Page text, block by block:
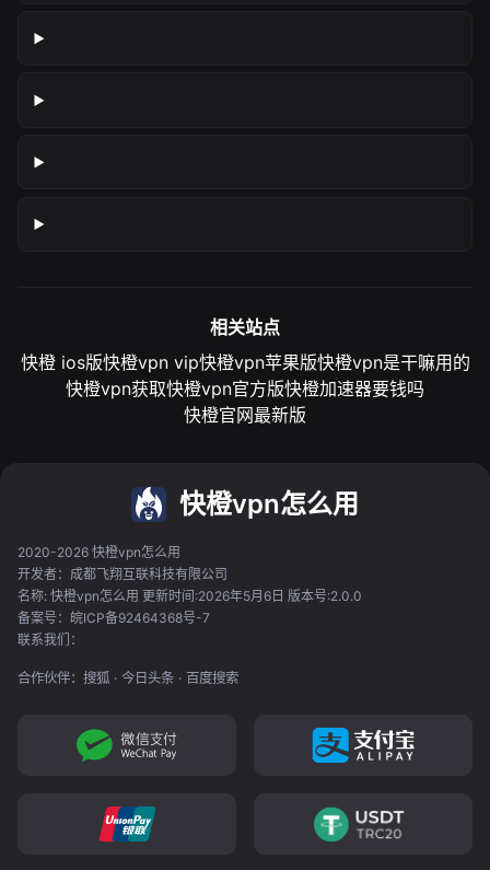
相关站点
快橙 ios版快橙vpn vip快橙vpn苹果版快橙vpn是干嘛用的
快橙vpn获取快橙vpn官方版快橙加速器要钱吗
快橙官网最新版
快橙vpn怎么用
2020-2026 快橙vpn怎么用
开发者：成都飞翔互联科技有限公司
名称: 快橙vpn怎么用 更新时间:2026年5月6日 版本号:2.0.0
备案号：皖ICP备92464368号-7
联系我们：
合作伙伴： 搜狐 · 今日头条 · 百度搜索